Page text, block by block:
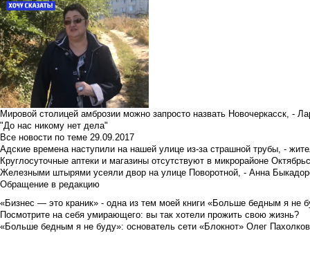
Мировой столицей амброзии можно запросто назвать Новочеркасск, -
"До нас никому нет дела"
Все новости по теме 29.09.2017
Адские времена наступили на нашей улице из-за страшной трубы, -
Круглосуточные аптеки и магазины отсутствуют в микрорайоне
Железными штырями усеяли двор на улице Поворотной, - Анна
Обращение в редакцию
«Бизнес — это краник» - одна из тем моей книги «Больше бедным я не
Посмотрите на себя умирающего: вы так хотели прожить свою жизнь?
«Больше бедным я не буду»: основатель сети «Блокнот» Олег Пахолков